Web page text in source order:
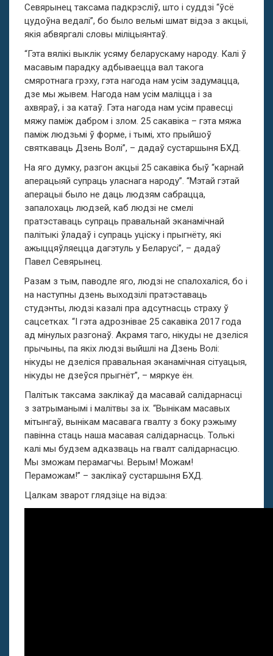
Севярынец таксама падкрэсліў, што і суддзі “ўсё
цудоўна ведалі”, бо было вельмі шмат відэа з акцыі,
якія абвяргалі словы міліцыянтаў.
“Гэта вялікі выклік усяму беларускаму народу. Калі ў
масавым парадку адбываецца вал такога
смяротнага грэху, гэта нагода нам усім задумацца,
дзе мы жывем. Нагода нам усім маліцца і за
ахвяраў, і за катаў. Гэта нагода нам усім правесці
мяжу паміж дабром і злом. 25 сакавіка – гэта мяжа
паміж людзьмі ў форме, і тымі, хто прыйшоў
святкаваць Дзень Волі”, – дадаў сустаршыня БХД.
На яго думку, разгон акцыі 25 сакавіка быў “карнай
аперацыяй супраць уласнага народу”. “Мэтай гэтай
аперацыі было не даць людзям сабрацца,
запалохаць людзей, каб людзі не смелі
пратэставаць супраць правальнай эканамічнай
палітыкі ўладаў і супраць уціску і прыгнёту, які
ажыццяўляецца дагэтуль у Беларусі”, – дадаў
Павел Севярынец.
Разам з тым, паводле яго, людзі не спалохаліся, бо і
на наступны дзень выходзілі пратэставаць
студэнты, людзі казалі пра адсутнасць страху ў
сацсетках. “І гэта адрознівае 25 сакавіка 2017 года
ад мінулых разгонаў. Акрамя таго, нікуды не дзеліся
прычыны, па якіх людзі выйшлі на Дзень Волі:
нікуды не дзеліся правальная эканамічная сітуацыя,
нікуды не дзеўся прыгнёт”, – мяркуе ён.
Палітык таксама заклікаў да масавай салідарнасці
з затрыманымі і малітвы за іх. “Вынікам масавых
мітынгаў, вынікам масавага гвалту з боку рэжыму
павінна стаць наша масавая салідарнасць. Толькі
калі мы будзем адказваць на гвалт салідарнасцю.
Мы зможам перамагчы. Верым! Можам!
Пераможам!” – заклікаў сустаршыня БХД.
Цалкам зварот глядзіце на відэа: